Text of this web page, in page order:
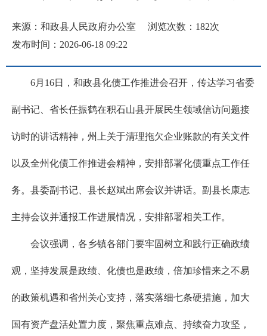
来源：和政县人民政府办公室 浏览次数： 182次
发布时间：2026-06-18 09:22
6月16日，和政县化债工作推进会召开，传达学习省委
副书记、省长任振鹤在积石山县开展民生领域信访问题接
访时的讲话精神，州上关于清理拖欠企业账款的有关文件
以及全州化债工作推进会精神，安排部署化债重点工作任
务。县委副书记、县长赵斌出席会议并讲话。副县长康志
主持会议并通报工作进展情况，安排部署相关工作。
会议强调，各乡镇各部门要牢固树立和践行正确政绩
观，坚持发展是政绩、化债也是政绩，倍加珍惜来之不易
的政策机遇和省州关心支持，落实落细七条硬措施，加大
国有资产盘活处置力度，聚焦重点难点、持续奋力攻坚，